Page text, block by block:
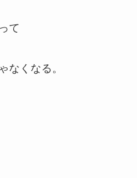
て
なくなる。